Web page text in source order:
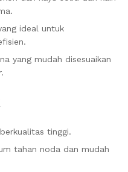
ideal untuk
yang mudah disesuaikan
tinggi.
tahan noda dan mudah